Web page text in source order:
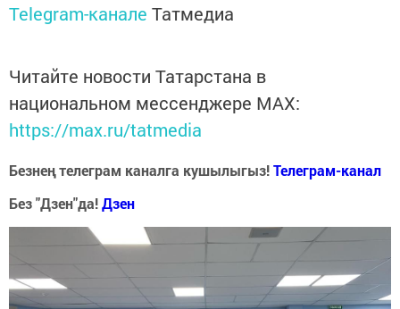
Telegram-канале Татмедиа
Читайте новости Татарстана в
национальном мессенджере MАХ:
https://max.ru/tatmedia
Безнең телеграм каналга кушылыгыз!Телеграм-канал
Без "Дзен"да!Дзен